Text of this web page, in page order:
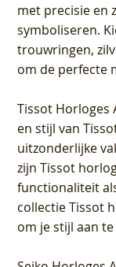
met precisie en
symboliseren.
trouwringen,
om de perfecte
Tissot Horloges
en stijl van
uitzonderlijke
zijn Tissot
functionaliteit
collectie Tissot
om je stijl aan